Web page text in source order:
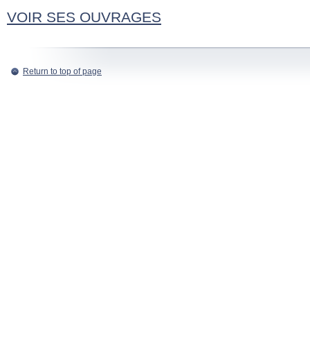
VOIR SES OUVRAGES
Return to top of page